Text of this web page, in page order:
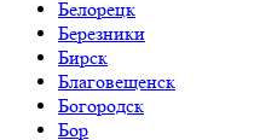
Белорецк
Березники
Бирск
Благовещенск
Богородск
Бор